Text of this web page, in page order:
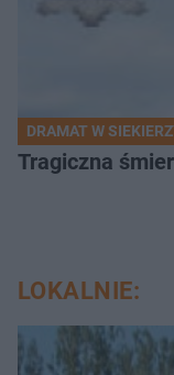
DRAMAT W
Tragiczna
LOKALNIE: